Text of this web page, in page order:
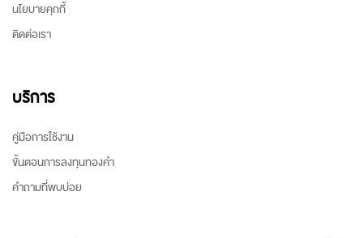
นโยบายคุกกี้
ติดต่อเรา
บริการ
คู่มือการใช้งาน
ขั้นตอนการลงทุนทองคำ
คำถามที่พบบ่อย